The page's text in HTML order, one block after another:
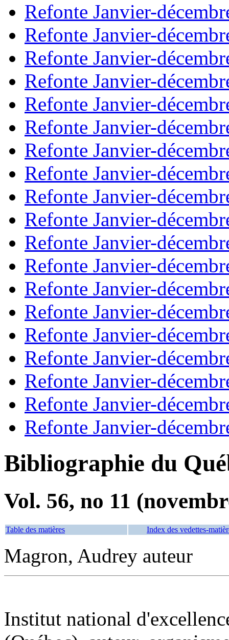
Refonte Janvier-
Refonte Janvier-
Refonte Janvier-
Refonte Janvier-
Refonte Janvier-
Refonte Janvier-
Refonte Janvier-
Refonte Janvier-
Refonte Janvier-
Refonte Janvier-
Refonte Janvier-
Refonte Janvier-
Refonte Janvier-
Refonte Janvier-
Refonte Janvier-
Refonte Janvier-
Refonte Janvier-
Refonte Janvier-
Refonte Janvier-
Bibliographie du
Vol. 56, no 11
Table des matières Index des vedettes-
Magron, Audrey auteur
Institut national